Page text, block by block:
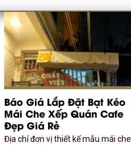
Báo Giá Lắp Đặt Bạt Kéo
Mái Che Xếp Quán Cafe
Đẹp Giá Rẻ
Địa chỉ đơn vị thiết kế mẫu mái che